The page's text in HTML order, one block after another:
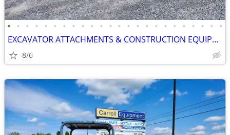
• • • • • • • • • • • • • • • • • • • • • • • •
EXCAVATOR ATTACHMENTS & CONSTRUCTION EQUIPMENT ON SALE!!!
8/6